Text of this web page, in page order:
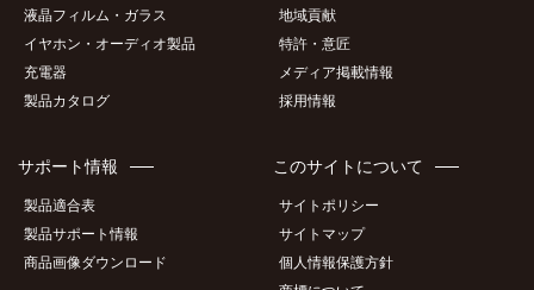
液晶フィルム・ガラス
イヤホン・オーディオ製品
充電器
製品カタログ
地域貢献
特許・意匠
メディア掲載情報
採用情報
サポート情報
製品適合表
製品サポート情報
商品画像ダウンロード
このサイトについて
サイトポリシー
サイトマップ
個人情報保護方針